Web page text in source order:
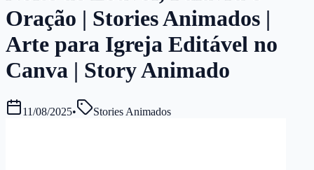
Oração | Stories Animados |
Arte para Igreja Editável no
Canva | Story Animado
11/08/2025• Stories Animados